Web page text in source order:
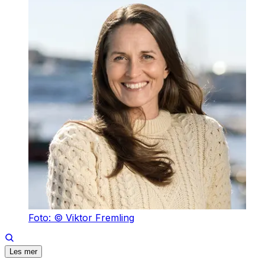
Foto: © Viktor Fremling
Les mer